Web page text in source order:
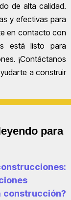
de alta calidad.
y efectivas para
en contacto con
está listo para
¡Contáctanos
a construir
para
construcción?